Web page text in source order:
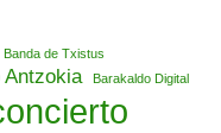
Banda de Txistus
Antzokia Barakaldo Digital